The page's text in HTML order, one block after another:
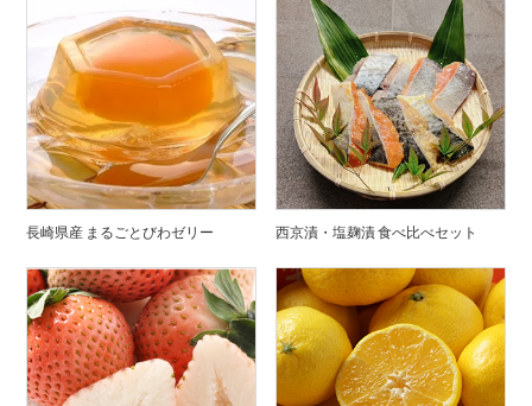
長崎県産 まるごとびわゼリー 西京漬・塩麹漬 食べ比べセット